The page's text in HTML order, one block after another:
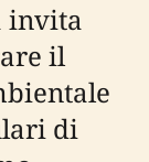
invita
il
di